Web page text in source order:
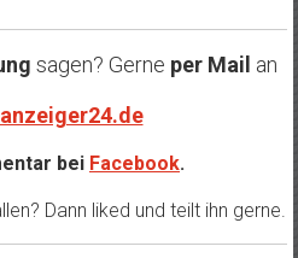
sagen? Gerne per Mail an
bei Facebook.
Dann liked und teilt ihn gerne.